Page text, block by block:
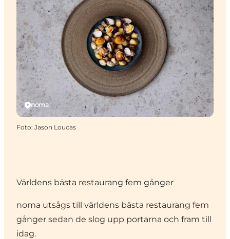
noma
Foto: Jason Loucas
Världens bästa restaurang fem gånger
noma utsågs till världens bästa restaurang fem
gånger sedan de slog upp portarna och fram till
idag.